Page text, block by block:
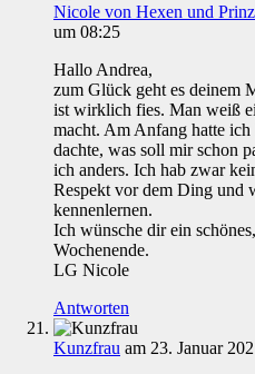
Nicole von Hexen und
um 08:25
Hallo Andrea,
zum Glück geht es deinem
ist wirklich fies. Man weiß
macht. Am Anfang hatte
dachte, was soll mir schon
ich anders. Ich hab zwar
Respekt vor dem Ding und
kennenlernen.
Ich wünsche dir ein
Wochenende.
LG Nicole
Antworten
Kunzfrau am 23. Januar